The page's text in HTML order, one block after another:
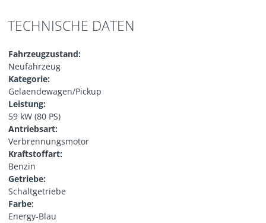
TECHNISCHE DATEN
Fahrzeugzustand:
Neufahrzeug
Kategorie:
Gelaendewagen/Pickup
Leistung:
59 kW (80 PS)
Antriebsart:
Verbrennungsmotor
Kraftstoffart:
Benzin
Getriebe:
Schaltgetriebe
Farbe:
Energy-Blau